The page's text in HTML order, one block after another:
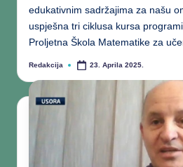
edukativnim sadržajima za našu
uspješna tri ciklusa kursa
Proljetna Škola Matematike za
Redakcija 23. Aprila 2025.